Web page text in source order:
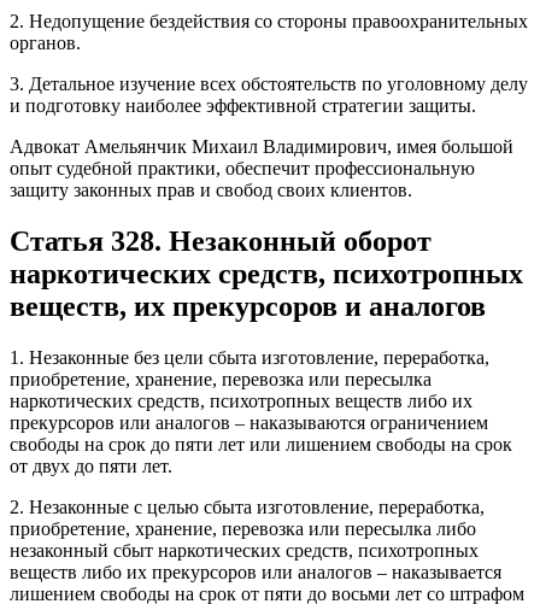
2. Недопущение бездействия со стороны правоохранительных
органов.
3. Детальное изучение всех обстоятельств по уголовному делу
и подготовку наиболее эффективной стратегии защиты.
Адвокат Амельянчик Михаил Владимирович, имея большой
опыт судебной практики, обеспечит профессиональную
защиту законных прав и свобод своих клиентов.
Статья 328. Незаконный оборот
наркотических средств, психотропных
веществ, их прекурсоров и аналогов
1. Незаконные без цели сбыта изготовление, переработка,
приобретение, хранение, перевозка или пересылка
наркотических средств, психотропных веществ либо их
прекурсоров или аналогов – наказываются ограничением
свободы на срок до пяти лет или лишением свободы на срок
от двух до пяти лет.
2. Незаконные с целью сбыта изготовление, переработка,
приобретение, хранение, перевозка или пересылка либо
незаконный сбыт наркотических средств, психотропных
веществ либо их прекурсоров или аналогов – наказывается
лишением свободы на срок от пяти до восьми лет со штрафом